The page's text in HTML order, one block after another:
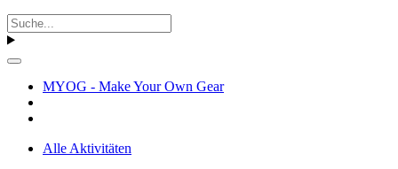
MYOG - Make Your Own Gear
Alle Aktivitäten